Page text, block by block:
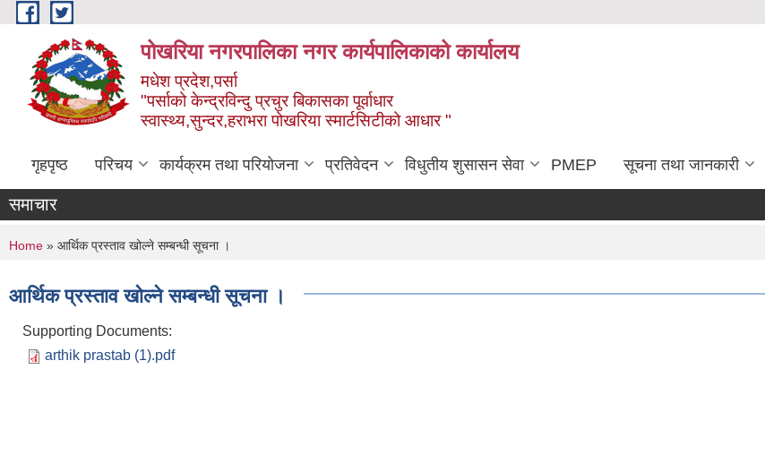
Skip to main content
पोखरिया नगरपालिका नगर कार्यपालिकाको कार्यालय
मधेश प्रदेश,पर्सा
"पर्साको केन्द्रविन्दु प्रचुर बिकासका पूर्वाधार
स्वास्थ्य,सुन्दर,हराभरा पोखरिया स्मार्टसिटीको आधार "
गृहपृष्ठ परिचय कार्यक्रम तथा परियोजना प्रतिवेदन विधुतीय शुसासन सेवा PMEP सूचना तथा जानकारी
समाचार
You are here
Home » आर्थिक प्रस्ताव खोल्ने सम्बन्धी सूचना ।
आर्थिक प्रस्ताव खोल्ने सम्बन्धी सूचना ।
Supporting Documents:
arthik prastab (1).pdf